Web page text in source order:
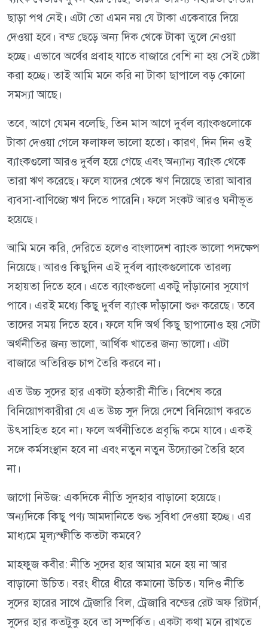
ছাড়া পথ নেই। এটা তো এমন নয় যে টাকা একেবারে দিয়ে
দেওয়া হবে। বন্ড ছেড়ে অন্য দিক থেকে টাকা তুলে নেওয়া
হচ্ছে। এভাবে অর্থের প্রবাহ যাতে বাজারে বেশি না হয় সেই চেষ্টা
করা হচ্ছে। তাই আমি মনে করি না টাকা ছাপালে বড় কোনো
সমস্যা আছে।
তবে, আগে যেমন বলেছি, তিন মাস আগে দুর্বল ব্যাংকগুলোকে
টাকা দেওয়া গেলে ফলাফল ভালো হতো। কারণ, দিন দিন ওই
ব্যাংকগুলো আরও দুর্বল হয়ে গেছে এবং অন্যান্য ব্যাংক থেকে
তারা ঋণ করেছে। ফলে যাদের থেকে ঋণ নিয়েছে তারা আবার
ব্যবসা-বাণিজ্যে ঋণ দিতে পারেনি। ফলে সংকট আরও ঘনীভূত
হয়েছে।
আমি মনে করি, দেরিতে হলেও বাংলাদেশ ব্যাংক ভালো পদক্ষেপ
নিয়েছে। আরও কিছুদিন এই দুর্বল ব্যাংকগুলোকে তারল্য
সহায়তা দিতে হবে। এতে ব্যাংকগুলো একটু দাঁড়ানোর সুযোগ
পাবে। এরই মধ্যে কিছু দুর্বল ব্যাংক দাঁড়ানো শুরু করেছে। তবে
তাদের সময় দিতে হবে। ফলে যদি অর্থ কিছু ছাপানোও হয় সেটা
অর্থনীতির জন্য ভালো, আর্থিক খাতের জন্য ভালো। এটা
বাজারে অতিরিক্ত চাপ তৈরি করবে না।
এত উচ্চ সুদের হার একটা হঠকারী নীতি। বিশেষ করে
বিনিয়োগকারীরা যে এত উচ্চ সুদ দিয়ে দেশে বিনিয়োগ করতে
উৎসাহিত হবে না। ফলে অর্থনীতিতে প্রবৃদ্ধি কমে যাবে। একই
সঙ্গে কর্মসংস্থান হবে না এবং নতুন নতুন উদ্যোক্তা তৈরি হবে
না।
জাগো নিউজ: একদিকে নীতি সুদহার বাড়ানো হয়েছে।
অন্যদিকে কিছু পণ্য আমদানিতে শুল্ক সুবিধা দেওয়া হচ্ছে। এর
মাধ্যমে মূল্যস্ফীতি কতটা কমবে?
মাহফুজ কবীর: নীতি সুদের হার আমার মনে হয় না আর
বাড়ানো উচিত। বরং ধীরে ধীরে কমানো উচিত। যদিও নীতি
সুদের হারের সাথে ট্রেজারি বিল, ট্রেজারি বন্ডের রেট অফ রিটার্ন,
সুদের হার কতটুকু হবে তা সম্পর্কিত। একটা কথা মনে রাখতে